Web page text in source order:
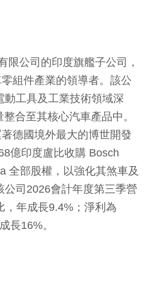
限公司的印度旗艦子公司，
組件產業的領導者。該公
動工具及工業技術領域深
合至其核心汽車產品中。
德國境外最大的博世開發
億印度盧比收購 Bosch
全部股權，以強化其煞車及
公司2026會計年度第三季營
，年成長9.4%；淨利為
長16%。